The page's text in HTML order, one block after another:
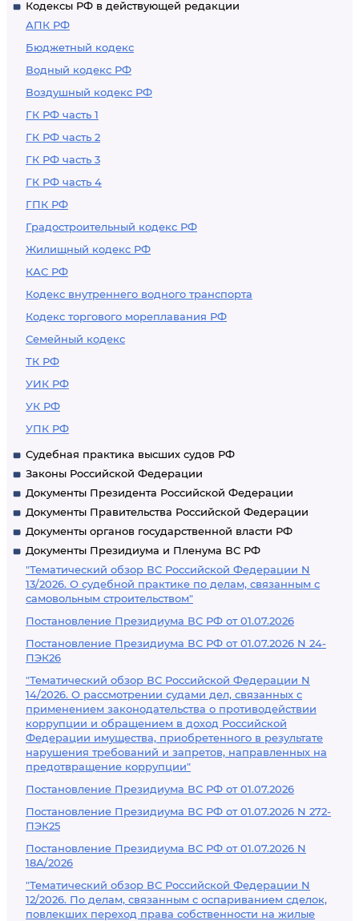
Кодексы РФ в действующей редакции
АПК РФ
Бюджетный кодекс
Водный кодекс РФ
Воздушный кодекс РФ
ГК РФ часть 1
ГК РФ часть 2
ГК РФ часть 3
ГК РФ часть 4
ГПК РФ
Градостроительный кодекс РФ
Жилищный кодекс РФ
КАС РФ
Кодекс внутреннего водного транспорта
Кодекс торгового мореплавания РФ
Семейный кодекс
ТК РФ
УИК РФ
УК РФ
УПК РФ
Судебная практика высших судов РФ
Законы Российской Федерации
Документы Президента Российской Федерации
Документы Правительства Российской Федерации
Документы органов государственной власти РФ
Документы Президиума и Пленума ВС РФ
"Тематический обзор ВС Российской Федерации N
13/2026. О судебной практике по делам, связанным с
самовольным строительством"
Постановление Президиума ВС РФ от 01.07.2026
Постановление Президиума ВС РФ от 01.07.2026 N 24-
ПЭК26
"Тематический обзор ВС Российской Федерации N
14/2026. О рассмотрении судами дел, связанных с
применением законодательства о противодействии
коррупции и обращением в доход Российской
Федерации имущества, приобретенного в результате
нарушения требований и запретов, направленных на
предотвращение коррупции"
Постановление Президиума ВС РФ от 01.07.2026
Постановление Президиума ВС РФ от 01.07.2026 N 272-
ПЭК25
Постановление Президиума ВС РФ от 01.07.2026 N
18А/2026
"Тематический обзор ВС Российской Федерации N
12/2026. По делам, связанным с оспариванием сделок,
повлекших переход права собственности на жилые